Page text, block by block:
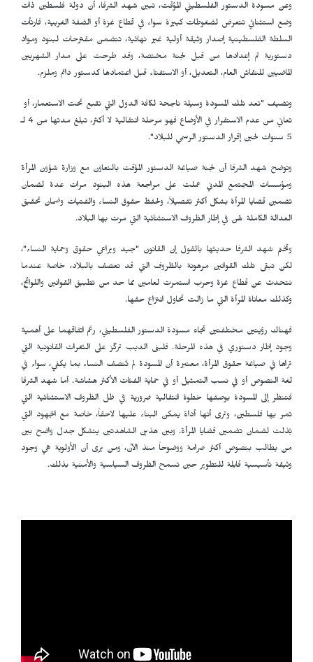
وعن مسودة الدستور الفلسطيني المؤقت، تبين شهد الشرفا، أن دولة فلسطين ذات
وضع استثنائي تتعرض لضغوطات كبيرة سواء في قطاع غزة أو الضفة الغربية، فارتأت
السلطة الفلسطينية إصدار وثيقة أولية غير نهائية، تتضمن مقترحات لبنود ومواد
دستورية تم إعدادها من قبل لجنة مختصة، وقد طرحت على مدار الشهريين
الماضيين للنقاش العام، التعديل، أو الاستفتاء قبل اعتمادها كدستور دائم وملزم.
وتضيف "تعد تلك المسودة وسيلة ناجحة لكافة الدول التي تقبع تحت الاستعمار، أو
تعاني من عدم الاستقرار في الأوضاع فهو مرحلة انتقالية لا أكثر، تبلغ مدتها من 4 لـ
5 سنوات لحين إقرار الدستور الرسمي للبلاد".
وتوضح شهد الشرفا أن لجنة صياغة الدستور المؤقت بالتعاون مع وزارة شؤون المرأة
ومؤسسات المجتمع المدني عملت على مراجعة هذه البنود مرات عدة لضمان
تضمين قضايا المرأة بشكل أكثر تفصيلاً، ولحفظ حقوق النساء والفتيات وضمان تحقيق
العدالة الكاملة لهن في إطار الظروف الاستثنائية التي مرت بها البلاد.
وتختم شهد الشرفا حديثها بالقول إن القانون "جيد ويراعي حقوق وحماية النساء"،
لكن تبقى تلك القوانين مرهونة بالظروف التي قد تعصف بالبلاد، خاصة عندما
نتحدث عن قطاع غزة وحرب استمرت لعامين مما حد من تطبيق القوانين واللوائح،
وكذلك معاناة المرأة التي ما زالت تحاول انتزاع حقها.
فهناك رؤيتين مختلفتين تجاه مسودة الدستور الفلسطيني، رغم اتفاقهما على أهمية
وجود إطار دستوري في هذه المرحلة. فلبنى الديب تركّز على الثغرات القانونية التي
تراها في صياغة حقوق المرأة، معتبرة أن المسودة لم تُنصف النساء بما يكفي، سواء في
لغة النصوص أو في نسب التمثيل أو في حماية الفئات الأكثر هشاشة. أما شهد الشرفا
فتنظر إلى المسودة بوصفها خطوة انتقالية ضرورية في ظل الظروف الاستثنائية التي
تمر بها فلسطين، وترى أنها أداة يمكن البناء عليها لاحقاً، خاصة مع الجهود التي
بُذلت لضمان تضمين قضايا المرأة. وبين هذين الشاهدتين يتشكل جدل واضح بين
من يطالب بنصوص أكثر صرامة ووضوحاً منذ الآن، ومن يرى أن الأولوية هي وجود
وثيقة تأسيسية قابلة للتطوير حين تسمح الظروف السياسية والأمنية بذلك.